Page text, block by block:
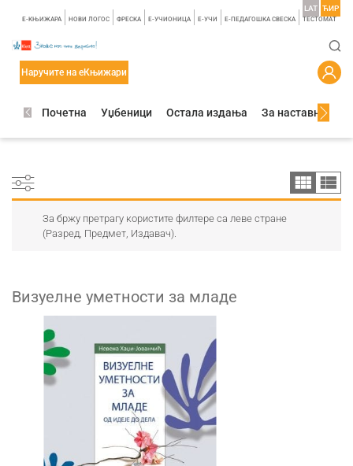
E-КЊИЖАРА НОВИ ЛОГОС ФРЕСКА E-УЧИОНИЦА E-УЧИ Е-ПЕДАГОШКА СВЕСКА TЕСТОМАТ
LAT ЋИР
Наручите на еКњижари
Почетна Уџбеници Остала издања За наставнике
За бржу претрагу користите филтере са леве стране
(Разред, Предмет, Издавач).
Визуелне уметности за младе